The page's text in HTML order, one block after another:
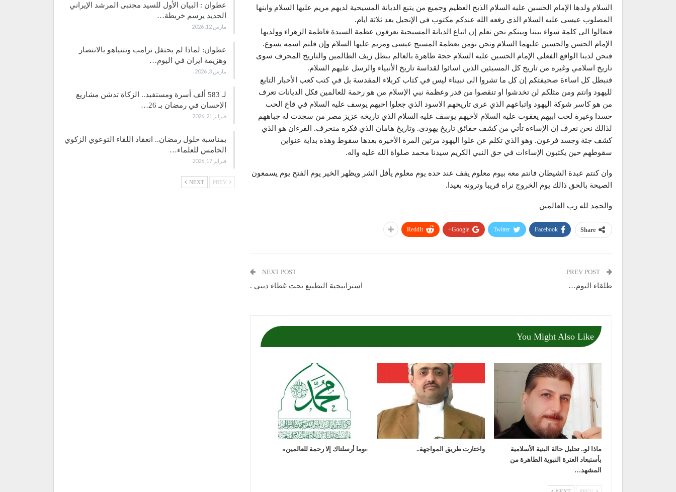
السلام ولدها الإمام الحسين عليه السلام الذبح العظيم وجميع من يتبع الديانة المسيحية لديهم مريم عليها السلام وابنها
المصلوب عيسى عليه السلام الذي رفعه الله عندكم مكتوب في الإنجيل بعد ثلاثة ايام.
فتعالوا الى كلمة سواء بيننا وبينكم نحن نعلم إن اتباع الديانة المسيحية يعرفون عظمة السيدة فاطمة الزهراء وولديها
الإمام الحسن والحسين عليهما السلام ونحن نؤمن بعظمة المسيح عيسى ومريم عليها السلام وإن قلتم اسمه يسوع.
فنحن لدينا الواقع الفعلي الإمام الحسين عليه السلام حجة ظاهرة بالعالم يبطل زيف الظالمين والتاريخ المحرف سوى
تاريخ اسلامي وغيره من تاريخ كل المسيئين الذين اسائوا لقداسة تاريخ الأنبياء والرسل عليهم السلام.
فنبطل كل اساءة صحيفتكم إن كل ما تشروا الى نبيناء ليس في كتاب كربلاء المقدسة بل في كتب كعب الأحبار التابع
لليهود وانتم ومن مثلكم لن تخدشوا او تنقصوا من قدر وعظمة نبي الإسلام من هو رحمة للعالمين فكل الديانات تعرف
من هو كاسر شوكة اليهود واتباعهم الذي عرى تاريخهم الاسود الذي جعلوا اخيهم يوسف عليه السلام في قاع الحب
حسدا وغيرة لحب ابيهم يعقوب عليه السلام لأخيهم يوسف عليه السلام الذي تاريخه عزيز مصر من سجدت له جباههم
لذالك نحن نعرف إن الإساءة تأتي من كشف حقائق تاريخ يهودى. وتاريخ هامان الذي فكره منحرف. القرءان هو الذي
كشف جثة وجسد فرعون. وهو الذي تكلم عن علوا اليهود مرتين المرة الأخيرة بعدها سقوط وهذه بداية عنواين
سقوطهم حين يكتبون الإساءات في حق النبي الكريم سيدنا محمد صلواة الله عليه واله.
وان كنتم عبدة الشيطان فانتم معه بيوم معلوم يقف عند حده يوم معلوم يأفل الشر ويظهر الخير يوم الفتح يوم يسمعون
الصيحة بالحق ذالك يوم الخروج نراه قريبا وترونه بعيدا.
والحمد لله رب العالمين
Share
Facebook
Twitter
Google+
ReddIt
طلقاء اليوم…
NEXT POST
استراتيجية التطبيع تحت غطاء ديني .
You Might Also Like
ماذا لو.. تحليل حالة البنية الأسلامية
بأستبعاد العترة النبوية الطاهرة من
المشهد…
واختارت طريق المواجهة.. «وما أرسلناك إلا رحمة للعالمين»
عطوان : البيان الأول للسيد مجتبى المرشد الإيراني
الجديد يرسم خريطة…
مارس 12, 2026
عطوان: لماذا لم يحتفل ترامب ونتنياهو بالانتصار
وهزيمة ايران في اليوم…
مارس 3, 2026
لـ 583 ألف أسرة ومستفيد.. الزكاة تدشن مشاريع
الإحسان في رمضان بـ 26…
فبراير 21, 2026
بمناسبة حلول رمضان.. انعقاد اللقاء التوعوي الزكوي
الخامس للعلماء…
فبراير 17, 2026
NEXT